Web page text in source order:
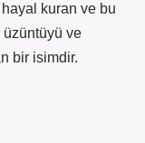
kuran ve bu
üzüntüyü ve
bir isimdir.